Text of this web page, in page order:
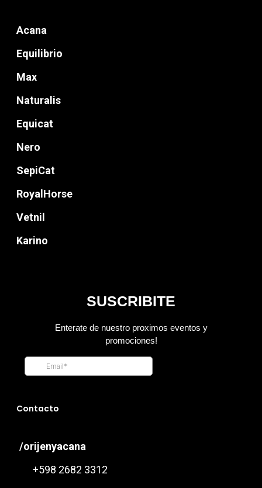
Acana
Equilibrio
Max
Naturalis
Equicat
Nero
SepiCat
RoyalHorse
Vetnil
Karino
Contacto
/orijenyacana
+598 2682 3312